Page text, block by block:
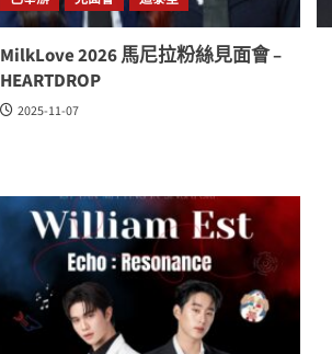
MilkLove 2026 馬尼拉粉絲見面會 –
HEARTDROP
2025-11-07